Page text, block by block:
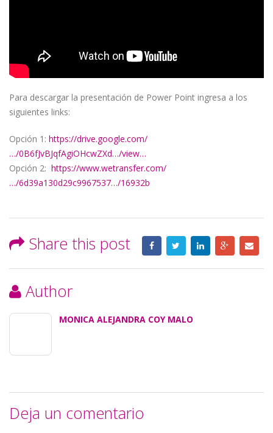
Para descargar la presentación de Power Point ingresa a los
siguientes links:
Opción 1: https://drive.google.com/
…/0B6fJvBJqfAgiOHcwZXd…/view…
Opción 2: https://www.wetransfer.com/
…/6d39a130d29c9967537…/16932b
Share this post
Author
MONICA ALEJANDRA COY MALO
Deja un comentario